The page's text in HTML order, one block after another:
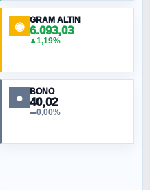
alçağına
◉ GRAM ALTIN
6.093,03
▲1,19%
● BONO
40,02
▬0,00%